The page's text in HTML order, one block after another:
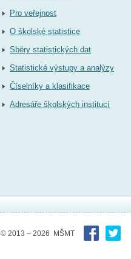
Pro veřejnost
O školské statistice
Sběry statistických dat
Statistické výstupy a analýzy
Číselníky a klasifikace
Adresáře školských institucí
© 2013 – 2026 MŠMT